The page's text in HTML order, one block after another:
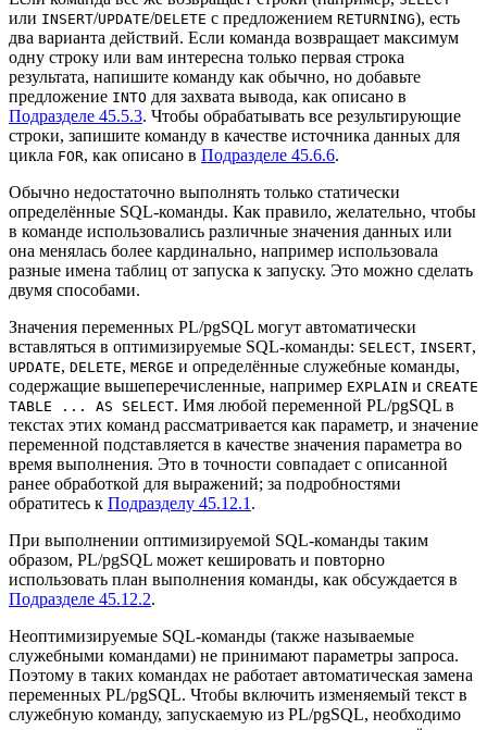
или INSERT/UPDATE/DELETE с предложением RETURNING), есть
два варианта действий. Если команда возвращает максимум
одну строку или вам интересна только первая строка
результата, напишите команду как обычно, но добавьте
предложение INTO для захвата вывода, как описано в
Подразделе 45.5.3. Чтобы обрабатывать все результирующие
строки, запишите команду в качестве источника данных для
цикла FOR, как описано в Подразделе 45.6.6.
Обычно недостаточно выполнять только статически
определённые SQL-команды. Как правило, желательно, чтобы
в команде использовались различные значения данных или
она менялась более кардинально, например использовала
разные имена таблиц от запуска к запуску. Это можно сделать
двумя способами.
Значения переменных PL/pgSQL могут автоматически
вставляться в оптимизируемые SQL-команды: SELECT, INSERT,
UPDATE, DELETE, MERGE и определённые служебные команды,
содержащие вышеперечисленные, например EXPLAIN и CREATE
TABLE ... AS SELECT. Имя любой переменной PL/pgSQL в
текстах этих команд рассматривается как параметр, и значение
переменной подставляется в качестве значения параметра во
время выполнения. Это в точности совпадает с описанной
ранее обработкой для выражений; за подробностями
обратитесь к Подразделу 45.12.1 .
При выполнении оптимизируемой SQL-команды таким
образом, PL/pgSQL может кешировать и повторно
использовать план выполнения команды, как обсуждается в
Подразделе 45.12.2.
Неоптимизируемые SQL-команды (также называемые
служебными командами) не принимают параметры запроса.
Поэтому в таких командах не работает автоматическая замена
переменных PL/pgSQL. Чтобы включить изменяемый текст в
служебную команду, запускаемую из PL/pgSQL, необходимо